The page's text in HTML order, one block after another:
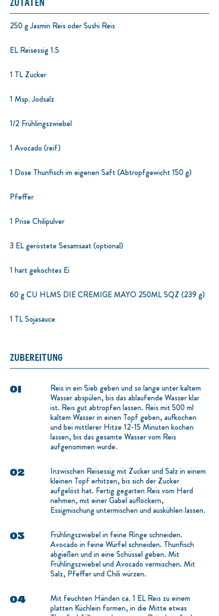
250 g Jasmin Reis oder Sushi Reis
EL Reisessig 1.5
1 TL Zucker
1 Msp. Jodsalz
1/2 Frühlingszwiebel
1 Avocado (reif)
1 Dose Thunfisch im eigenen Saft (Abtropfgewicht 150 g)
Pfeffer
1 Prise Chilipulver
3 EL geröstete Sesamsaat (optional)
1 hart gekochtes Ei
60 g CU HLMS DIE CREMIGE MAYO 250ML SQZ (239 g)
1 TL Sojasauce
ZUBEREITUNG
Reis in ein Sieb geben und so lange unter kaltem
Wasser abspülen, bis das ablaufende Wasser klar
ist. Reis gut abtropfen lassen. Reis mit 500 ml
kaltem Wasser in einen Topf geben, aufkochen
und bei mittlerer Hitze 12-15 Minuten kochen
lassen, bis das gesamte Wasser vom Reis
aufgenommen wurde.
Inzwischen Reisessig mit Zucker und Salz in einem
kleinen Topf erhitzen, bis sich der Zucker
aufgelöst hat. Fertig gegarten Reis vom Herd
nehmen, mit einer Gabel auflockern,
Essigmischung untermischen und auskühlen lassen.
Frühlingszwiebel in feine Ringe schneiden.
Avocado in feine Würfel schneiden. Thunfisch
abgießen und in eine Schüssel geben. Mit
Frühlingszwiebel und Avocado vermischen. Mit
Salz, Pfeffer und Chili würzen.
Mit feuchten Händen ca. 1 EL Reis zu einem
platten Küchlein formen, in die Mitte etwas